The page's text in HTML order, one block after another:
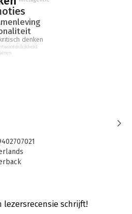
kritisch denken
2021
lezersrecensie schrijft!